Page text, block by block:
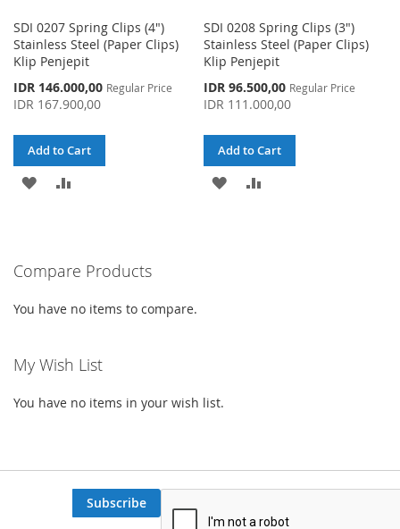
SDI 0207 Spring Clips (4")
Stainless Steel (Paper Clips)
Klip Penjepit
Special
Price
IDR 146.000,00 Regular Price
IDR 167.900,00
Add to Cart
ADD
LIST
SDI 0208 Spring Clips (3")
Stainless Steel (Paper Clips)
Klip Penjepit
Special
Price
IDR 96.500,00 Regular Price
IDR 111.000,00
Add to Cart
ADD
Compare Products
You have no items to compare.
My Wish List
You have no items in your wish list.
Subscribe